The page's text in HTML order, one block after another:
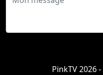
PinkTV 2026 -